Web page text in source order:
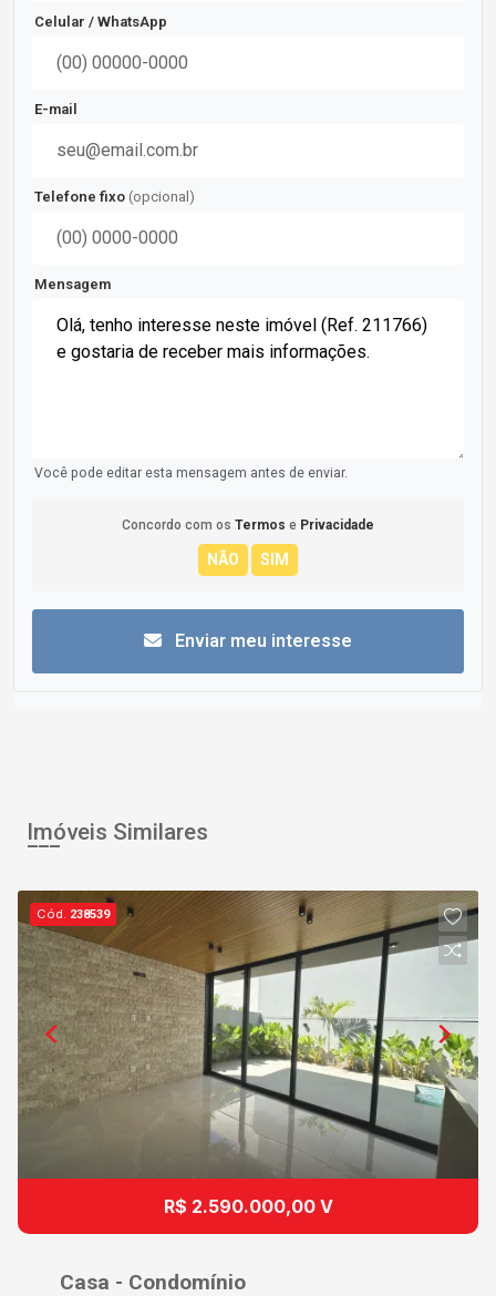
Celular / WhatsApp
E-mail
Telefone fixo (opcional)
Mensagem
Você pode editar esta mensagem antes de enviar.
Concordo com os Termos e Privacidade
Enviar meu interesse
Imóveis Similares
Cód. 238539
R$ 2.590.000,00 V
Casa - Condomínio